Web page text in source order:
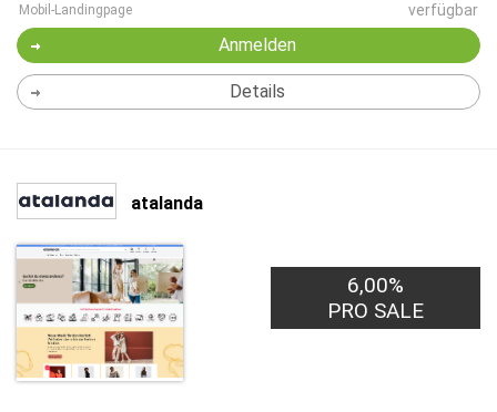
Mobil-Landingpage verfügbar
Anmelden
Details
atalanda
6,00%
PRO SALE